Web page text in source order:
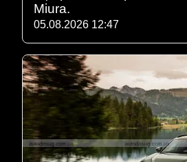
Miura.
05.08.2026 12:47